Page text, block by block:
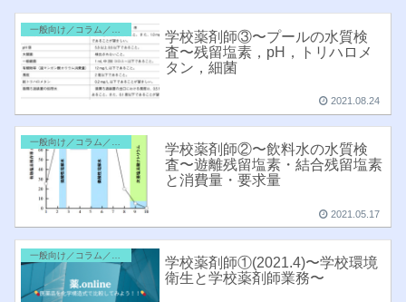
学校薬剤師③〜プールの水質検
査〜残留塩素，pH，トリハロメ
タン，細菌
2021.08.24
一般向け／コラム／雑記
学校薬剤師②〜飲料水の水質検
査〜遊離残留塩素・結合残留塩素
と消費量・要求量
2021.05.17
学校薬剤師①(2021.4)〜学校環境
衛生と学校薬剤師業務〜